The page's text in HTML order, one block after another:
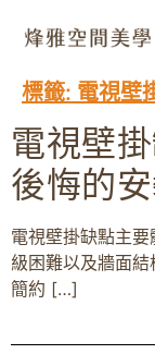
標籤: 電視壁
電視壁
後悔的
電視壁掛缺點主
級困難以及牆面
簡約 […]